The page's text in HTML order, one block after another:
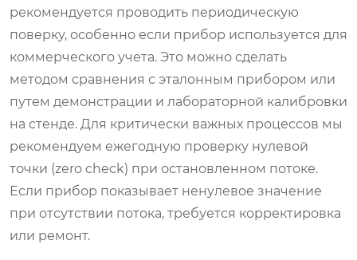
рекомендуется проводить периодическую
поверку, особенно если прибор используется для
коммерческого учета. Это можно сделать
методом сравнения с эталонным прибором или
путем демонстрации и лабораторной калибровки
на стенде. Для критически важных процессов мы
рекомендуем ежегодную проверку нулевой
точки (zero check) при остановленном потоке.
Если прибор показывает ненулевое значение
при отсутствии потока, требуется корректировка
или ремонт.